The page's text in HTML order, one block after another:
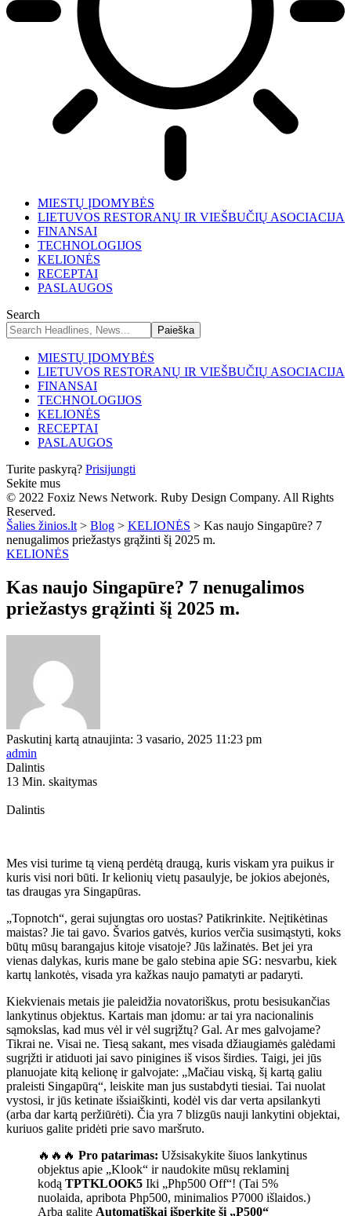
MIESTŲ ĮDOMYBĖS
LIETUVOS RESTORANŲ IR VIEŠBUČIŲ ASOCIACIJA
FINANSAI
TECHNOLOGIJOS
KELIONĖS
RECEPTAI
PASLAUGOS
Search
MIESTŲ ĮDOMYBĖS
LIETUVOS RESTORANŲ IR VIEŠBUČIŲ ASOCIACIJA
FINANSAI
TECHNOLOGIJOS
KELIONĖS
RECEPTAI
PASLAUGOS
Turite paskyrą? Prisijungti
Sekite mus
© 2022 Foxiz News Network. Ruby Design Company. All Rights
Reserved.
Šalies žinios.lt > Blog > KELIONĖS > Kas naujo Singapūre? 7
nenugalimos priežastys grąžinti šį 2025 m.
KELIONĖS
Kas naujo Singapūre? 7 nenugalimos
priežastys grąžinti šį 2025 m.
Paskutinį kartą atnaujinta: 3 vasario, 2025 11:23 pm
admin
Dalintis
13 Min. skaitymas
Dalintis
Mes visi turime tą vieną perdėtą draugą, kuris viskam yra puikus ir
kuris visi nori būti. Ir kelionių vietų pasaulyje, be jokios abejonės,
tas draugas yra Singapūras.
„Topnotch“, gerai sujungtas oro uostas? Patikrinkite. Neįtikėtinas
maistas? Jie tai gavo. Švarios gatvės, kurios verčia susimąstyti, koks
būtų mūsų barangajus kitoje visatoje? Jūs lažinatės. Bet jei yra
vienas dalykas, kuris mane be galo stebina apie SG: nesvarbu, kiek
kartų lankotės, visada yra kažkas naujo pamatyti ar padaryti.
Kiekvienais metais jie paleidžia novatoriškus, protu besisukančias
lankytinus objektus. Kartais man įdomu: ar tai yra nacionalinis
sąmokslas, kad mus vėl ir vėl sugrįžtų? Gal. Ar mes galvojame?
Tikrai ne. Visai ne. Tiesą sakant, mes visada džiaugiamės galėdami
sugrįžti ir atiduoti jai savo pinigines iš visos širdies. Taigi, jei jūs
planuojate kitą kelionę ir galvojate: „Mačiau viską, šį kartą galiu
praleisti Singapūrą“, leiskite man jus sustabdyti tiesiai. Tai nuolat
vystosi, ir jūs ketinate išsiaiškinti, kodėl vis dar verta apsilankyti
(arba dar kartą peržiūrėti). Čia yra 7 blizgūs nauji lankytini objektai,
kuriuos galite pridėti prie savo maršruto.
🔥🔥🔥 Pro patarimas: Užsisakykite šiuos lankytinus
objektus apie „Klook“ ir naudokite mūsų reklaminį
kodą TPTKLOOK5 Iki „Php500 Off“! (Tai 5%
nuolaida, apribota Php500, minimalios P7000 išlaidos.)
Arba galite Automatiškai išperkite šį „P500“